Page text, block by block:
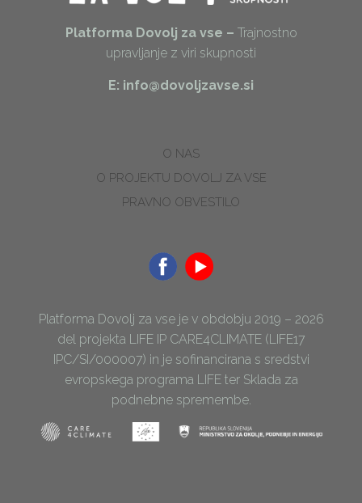
Platforma Dovolj za vse – Trajnostno
upravljanje z viri skupnosti
E: info@dovoljzavse.si
O NAS
O PROJEKTU DOVOLJ ZA VSE
PRAVNO OBVESTILO
Platforma Dovolj za vse je v obdobju 2019 – 2026
del projekta LIFE IP CARE4CLIMATE (LIFE17
IPC/SI/000007) in je sofinancirana s sredstvi
evropskega programa LIFE ter Sklada za
podnebne spremembe.